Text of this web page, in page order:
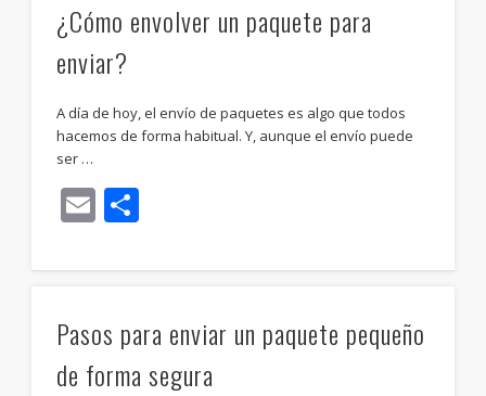
¿Cómo envolver un paquete para
enviar?
A día de hoy, el envío de paquetes es algo que todos
hacemos de forma habitual. Y, aunque el envío puede
ser …
Email
Pasos para enviar un paquete pequeño
de forma segura